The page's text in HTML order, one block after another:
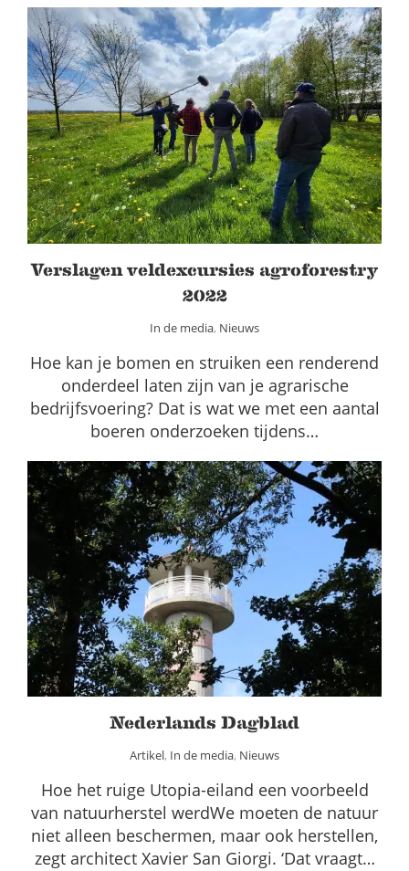
Verslagen veldexcursies agroforestry
2022
In de media Nieuws
Verslagen veldexcursies agroforestry
2022
In de media, Nieuws
Hoe kan je bomen en struiken een renderend
onderdeel laten zijn van je agrarische
bedrijfsvoering? Dat is wat we met een aantal
boeren onderzoeken tijdens…
Nederlands Dagblad
Artikel In de media Nieuws
Nederlands Dagblad
Artikel, In de media, Nieuws
Hoe het ruige Utopia-eiland een voorbeeld
van natuurherstel werdWe moeten de natuur
niet alleen beschermen, maar ook herstellen,
zegt architect Xavier San Giorgi. ‘Dat vraagt…